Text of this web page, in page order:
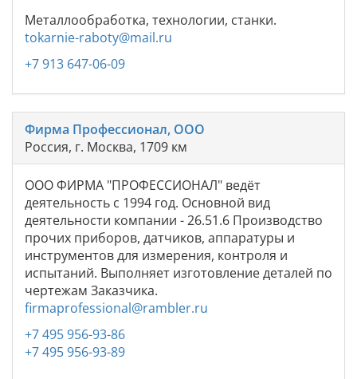
Металлообработка, технологии, станки.
tokarnie-raboty@mail.ru
+7 913 647-06-09
Фирма Профессионал, ООО
Россия, г. Москва, 1709 км
ООО ФИРМА "ПРОФЕССИОНАЛ" ведёт
деятельность с 1994 год. Основной вид
деятельности компании - 26.51.6 Производство
прочих приборов, датчиков, аппаратуры и
инструментов для измерения, контроля и
испытаний. Выполняет изготовление деталей по
чертежам Заказчика.
firmaprofessional@rambler.ru
+7 495 956-93-86
+7 495 956-93-89